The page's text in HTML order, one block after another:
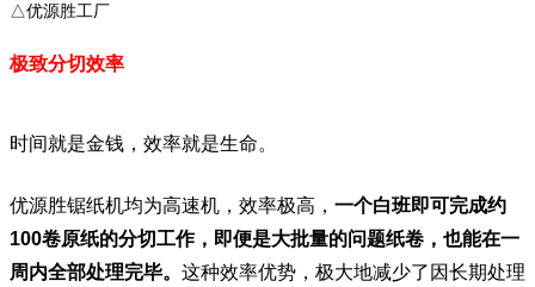
△优源胜工厂
极致分切效率
时间就是金钱，效率就是生命。
优源胜锯纸机均为高速机，效率极高， 一个白班即可完成约
100卷原纸的分切工作，即便是大批量的问题纸卷，也能在一
周内全部处理完毕。 这种效率优势，极大地减少了因长期处理